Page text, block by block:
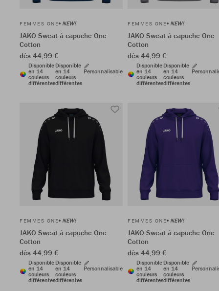
FEMMES ONE NEW!
JAKO Sweat à capuche One
Cotton
dès 44,99 €
Disponible
en 14
couleurs
différentes
Disponible
en 14
couleurs
différentes
Personnalisable
FEMMES ONE NEW!
JAKO Sweat à capuche One
Cotton
dès 44,99 €
Disponible
en 14
couleurs
différentes
Disponible
en 14
couleurs
différentes
FEMMES ONE NEW!
JAKO Sweat à capuche One
Cotton
dès 44,99 €
Disponible
en 14
couleurs
différentes
Disponible
en 14
couleurs
différentes
Personnalisable
FEMMES ONE NEW!
JAKO Sweat à capuche One
Cotton
dès 44,99 €
Disponible
en 14
couleurs
différentes
Disponible
en 14
couleurs
différentes